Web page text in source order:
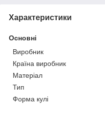
Характеристики
Основні
Виробник
Країна виробник
Матеріал
Тип
Форма кулі